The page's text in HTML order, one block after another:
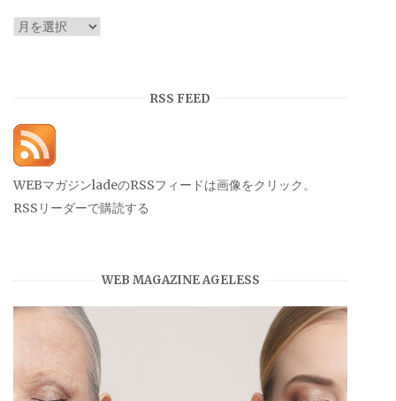
ア
RSS FEED
WEBマガジンladeのRSSフィードは画像をクリック。
RSSリーダーで購読する
WEB MAGAZINE AGELESS